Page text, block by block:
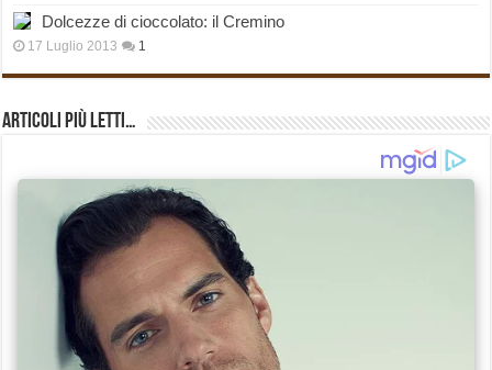
Dolcezze di cioccolato: il Cremino
17 Luglio 2013 1
Articoli più Letti…